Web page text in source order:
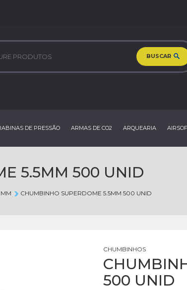
BUSCAR
DE PRESSÃO ARMAS DE CO2 ARQUEARIA
5.5MM 500 UNID
MM CHUMBINHO SUPERDOME 5.5MM 500 UNID
CHUMBINHOS
500 UNID